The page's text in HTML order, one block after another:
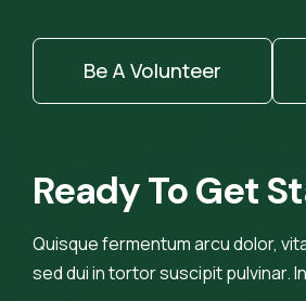
Be A Volunteer
Ready To Get
Quisque fermentum arcu dolor,
sed dui in tortor suscipit pulvinar.